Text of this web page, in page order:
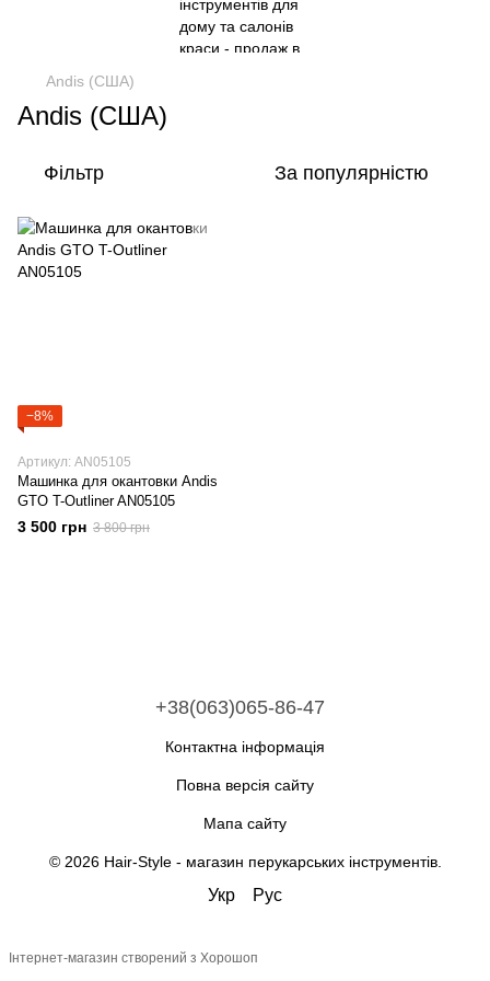
Andis (США)
Andis (США)
Фільтр За популярністю
−8%
Артикул: AN05105
Машинка для окантовки Andis
GTO T-Outliner AN05105
3 500 грн 3 800 грн
+38(063)065-86-47
Контактна інформація
Повна версія сайту
Мапа сайту
© 2026 Hair-Style - магазин перукарських інструментів.
Укр Рус
Інтернет-магазин створений з Хорошоп